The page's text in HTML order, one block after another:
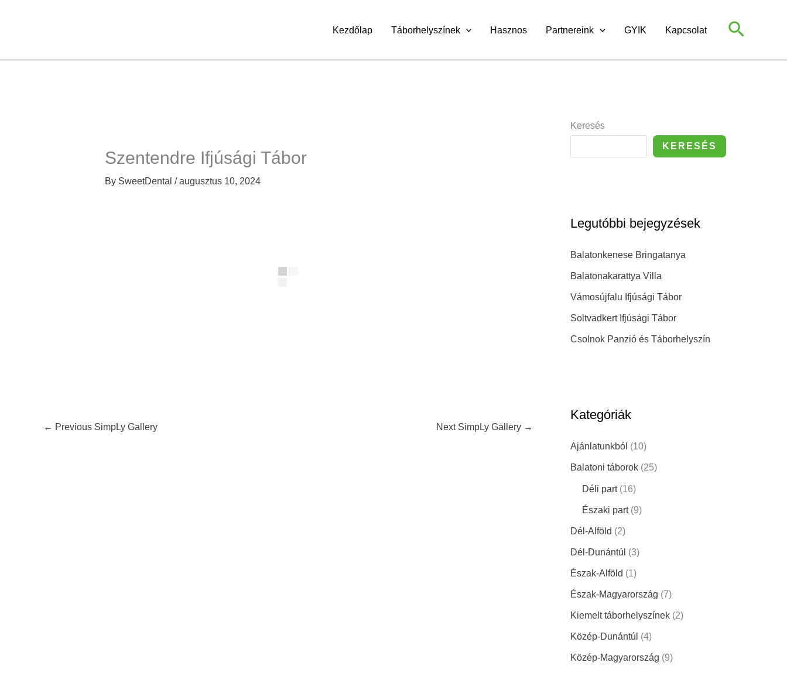
Kezdőlap Táborhelyszínek Hasznos Partnereink GYIK Kapcsolat Search
Szentendre Ifjúsági Tábor
By SweetDental /augusztus 10, 2024
← Previous SimpLy Gallery Next SimpLy Gallery →
Keresés
KERESÉS
Legutóbbi bejegyzések
Balatonkenese Bringatanya
Balatonakarattya Villa
Vámosújfalu Ifjúsági Tábor
Soltvadkert Ifjúsági Tábor
Csolnok Panzió és Táborhelyszín
Kategóriák
Ajánlatunkból (10)
Balatoni táborok (25)
Déli part(16)
Északi part(9)
Dél-Alföld (2)
Dél-Dunántúl (3)
Észak-Alföld (1)
Észak-Magyarország (7)
Kiemelt táborhelyszínek (2)
Közép-Dunántúl (4)
Közép-Magyarország (9)